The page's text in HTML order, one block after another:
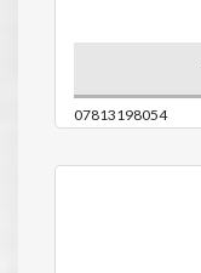
07813198054